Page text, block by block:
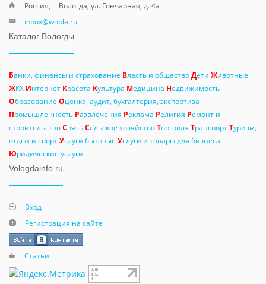
Россия, г. Вологда, ул. Гончарная, д. 4а
inbox@wobla.ru
Каталог Вологды
Банки, финансы и страхование Власть и обществоДети Животные
ЖКХ Интернет Красота Культура Медицина Недвижимость
Образование Оценка, аудит, бухгалтерия, экспертиза
Промышленность Развлечения Реклама Религия Ремонт и
строительствоСвязьСельское хозяйствоТорговля ТранспортТуризм,
отдых и спортУслуги бытовые Услуги и товары для бизнеса
Юридические услуги
Vologdainfo.ru
Вход
Регистрация на сайте
Статьи